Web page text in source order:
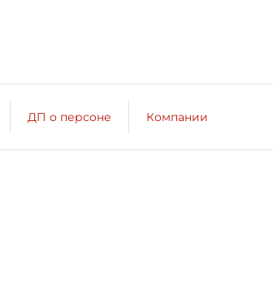
ДП о персоне Компании